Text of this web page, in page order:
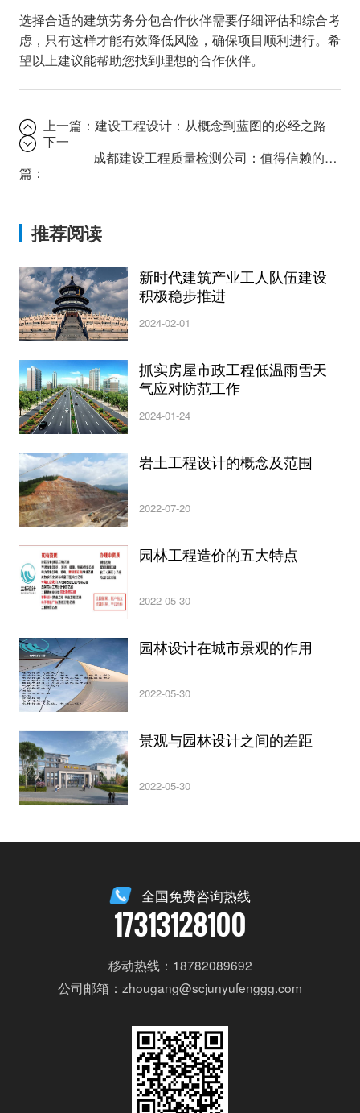
选择合适的建筑劳务分包合作伙伴需要仔细评估和综合考
虑，只有这样才能有效降低风险，确保项目顺利进行。希
望以上建议能帮助您找到理想的合作伙伴。
上一篇：建设工程设计：从概念到蓝图的必经之路
下一
篇：
成都建设工程质量检测公司：值得信赖的检测机构
推荐阅读
新时代建筑产业工人队伍建设
积极稳步推进
2024-02-01
抓实房屋市政工程低温雨雪天
气应对防范工作
2024-01-24
岩土工程设计的概念及范围
2022-07-20
园林工程造价的五大特点
2022-05-30
园林设计在城市景观的作用
2022-05-30
景观与园林设计之间的差距
2022-05-30
全国免费咨询热线
17313128100
移动热线：18782089692
公司邮箱：zhougang@scjunyufenggg.com